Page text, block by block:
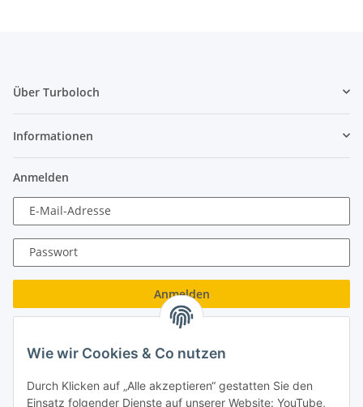
Über Turboloch
Informationen
Anmelden
E-Mail-Adresse
Passwort
Anmelden
Neu hier?Jetzt registrieren!
Turboloch GmbH
Wie wir Cookies & Co nutzen
Durch Klicken auf „Alle akzeptieren“ gestatten Sie den
Einsatz folgender Dienste auf unserer Website: YouTube,